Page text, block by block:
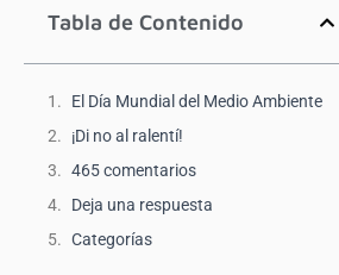
Tabla de Contenido
El Día Mundial del Medio Ambiente
¡Di no al ralentí!
465 comentarios
Deja una respuesta
Categorías